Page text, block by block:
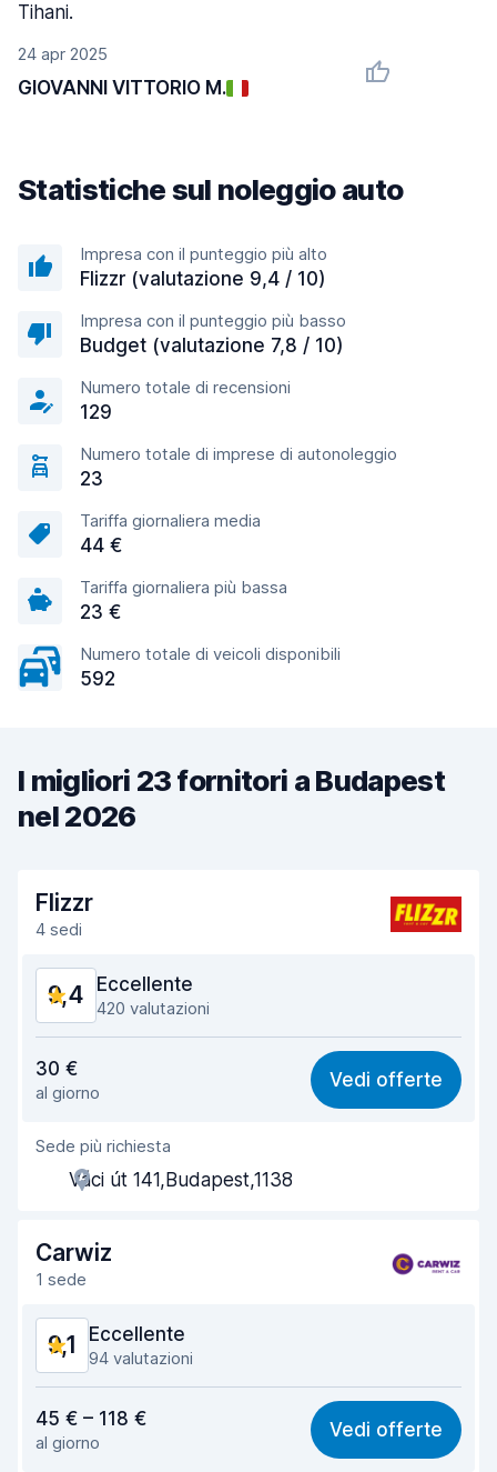
24 apr 2025
GIOVANNI VITTORIO M.
Tihani.
Statistiche sul noleggio auto
Impresa con il punteggio più alto
Flizzr (valutazione 9,4 / 10)
Impresa con il punteggio più basso
Budget (valutazione 7,8 / 10)
Numero totale di recensioni
129
Numero totale di imprese di autonoleggio
23
Tariffa giornaliera media
44 €
Tariffa giornaliera più bassa
23 €
Numero totale di veicoli disponibili
592
I migliori 23 fornitori a Budapest
nel 2026
Flizzr
4 sedi
9,4 Eccellente
420 valutazioni
9,1
Facile da trovare 9,3
Gentilezza degli agenti
Rapidità del ritiro
Rapidità della riconsegna
Condizioni dell'auto
30 €
al giorno
Vedi offerte
Sede più richiesta
Váci út 141,Budapest,1138
Carwiz
1 sede
9,1 Eccellente
94 valutazioni
8,6
Facile da trovare 9,3
45 € – 118 €
al giorno
Vedi offerte